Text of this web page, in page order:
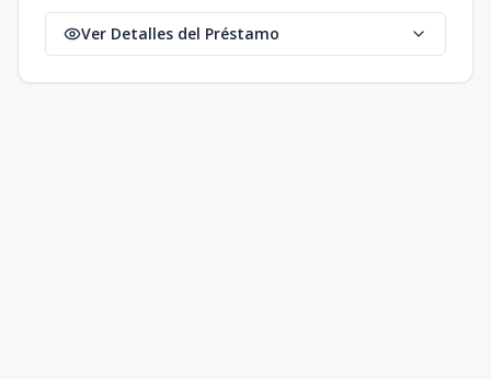
Ver Detalles del Préstamo